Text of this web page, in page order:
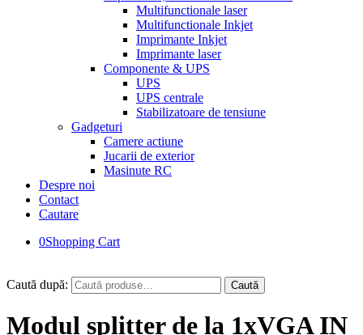
Multifunctionale laser
Multifunctionale Inkjet
Imprimante Inkjet
Imprimante laser
Componente & UPS
UPS
UPS centrale
Stabilizatoare de tensiune
Gadgeturi
Camere actiune
Jucarii de exterior
Masinute RC
Despre noi
Contact
Cautare
0Shopping Cart
Caută după: Caută
Modul splitter de la 1xVGA IN